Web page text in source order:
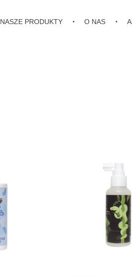
NASZE PRODUKTY O NAS